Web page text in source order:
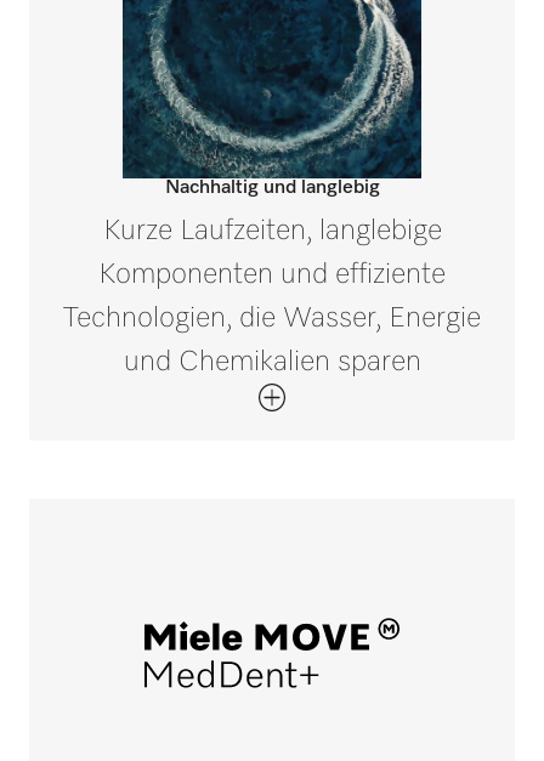
Nachhaltig und langlebig
Kurze Laufzeiten, langlebige
Komponenten und effiziente
Technologien, die Wasser, Energie
und Chemikalien sparen